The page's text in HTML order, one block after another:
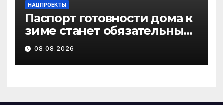
НАЦПРОЕКТЫ
Паспорт готовности дома к
зиме станет обязательным
лицензионным
требованием для
управляющих организаций
08.08.2026